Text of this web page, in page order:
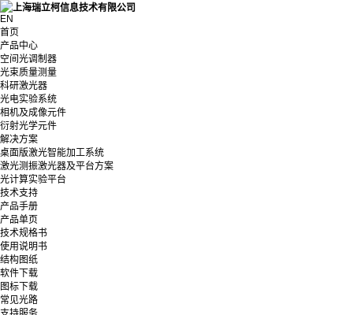
EN
首页
产品中心
空间光调制器
光束质量测量
科研激光器
光电实验系统
相机及成像元件
衍射光学元件
解决方案
桌面版激光智能加工系统
激光测振激光器及平台方案
光计算实验平台
技术支持
产品手册
产品单页
技术规格书
使用说明书
结构图纸
软件下载
图标下载
常见光路